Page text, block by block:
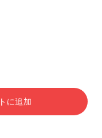
に追加